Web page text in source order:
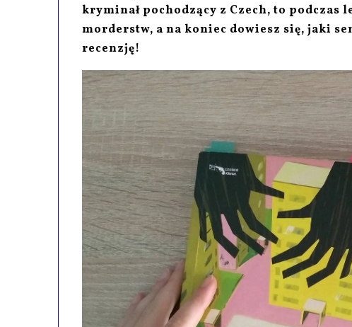
kryminał pochodzący z Czech, to podczas
morderstw, a na koniec dowiesz się, jaki
recenzję!